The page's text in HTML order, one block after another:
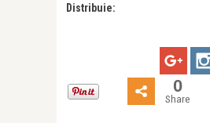
Distribuie:
0
Share